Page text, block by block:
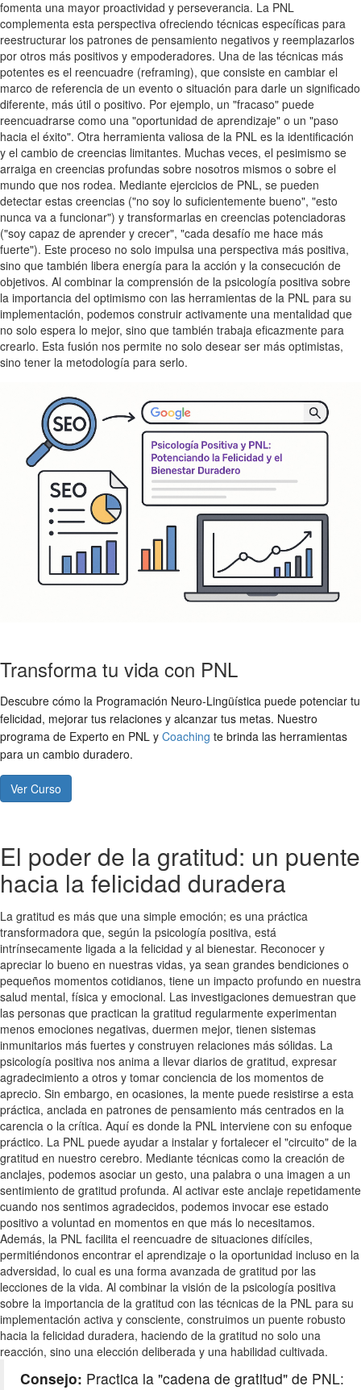
fomenta una mayor proactividad y perseverancia. La PNL
complementa esta perspectiva ofreciendo técnicas específicas para
reestructurar los patrones de pensamiento negativos y reemplazarlos
por otros más positivos y empoderadores. Una de las técnicas más
potentes es el reencuadre (reframing), que consiste en cambiar el
marco de referencia de un evento o situación para darle un significado
diferente, más útil o positivo. Por ejemplo, un "fracaso" puede
reencuadrarse como una "oportunidad de aprendizaje" o un "paso
hacia el éxito". Otra herramienta valiosa de la PNL es la identificación
y el cambio de creencias limitantes. Muchas veces, el pesimismo se
arraiga en creencias profundas sobre nosotros mismos o sobre el
mundo que nos rodea. Mediante ejercicios de PNL, se pueden
detectar estas creencias ("no soy lo suficientemente bueno", "esto
nunca va a funcionar") y transformarlas en creencias potenciadoras
("soy capaz de aprender y crecer", "cada desafío me hace más
fuerte"). Este proceso no solo impulsa una perspectiva más positiva,
sino que también libera energía para la acción y la consecución de
objetivos. Al combinar la comprensión de la psicología positiva sobre
la importancia del optimismo con las herramientas de la PNL para su
implementación, podemos construir activamente una mentalidad que
no solo espera lo mejor, sino que también trabaja eficazmente para
crearlo. Esta fusión nos permite no solo desear ser más optimistas,
sino tener la metodología para serlo.
Transforma tu vida con PNL
Descubre cómo la Programación Neuro-Lingüística puede potenciar tu
felicidad, mejorar tus relaciones y alcanzar tus metas. Nuestro
programa de Experto en PNL y Coaching te brinda las herramientas
para un cambio duradero.
Ver Curso
El poder de la gratitud: un puente
hacia la felicidad duradera
La gratitud es más que una simple emoción; es una práctica
transformadora que, según la psicología positiva, está
intrínsecamente ligada a la felicidad y al bienestar. Reconocer y
apreciar lo bueno en nuestras vidas, ya sean grandes bendiciones o
pequeños momentos cotidianos, tiene un impacto profundo en nuestra
salud mental, física y emocional. Las investigaciones demuestran que
las personas que practican la gratitud regularmente experimentan
menos emociones negativas, duermen mejor, tienen sistemas
inmunitarios más fuertes y construyen relaciones más sólidas. La
psicología positiva nos anima a llevar diarios de gratitud, expresar
agradecimiento a otros y tomar conciencia de los momentos de
aprecio. Sin embargo, en ocasiones, la mente puede resistirse a esta
práctica, anclada en patrones de pensamiento más centrados en la
carencia o la crítica. Aquí es donde la PNL interviene con su enfoque
práctico. La PNL puede ayudar a instalar y fortalecer el "circuito" de la
gratitud en nuestro cerebro. Mediante técnicas como la creación de
anclajes, podemos asociar un gesto, una palabra o una imagen a un
sentimiento de gratitud profunda. Al activar este anclaje repetidamente
cuando nos sentimos agradecidos, podemos invocar ese estado
positivo a voluntad en momentos en que más lo necesitamos.
Además, la PNL facilita el reencuadre de situaciones difíciles,
permitiéndonos encontrar el aprendizaje o la oportunidad incluso en la
adversidad, lo cual es una forma avanzada de gratitud por las
lecciones de la vida. Al combinar la visión de la psicología positiva
sobre la importancia de la gratitud con las técnicas de la PNL para su
implementación activa y consciente, construimos un puente robusto
hacia la felicidad duradera, haciendo de la gratitud no solo una
reacción, sino una elección deliberada y una habilidad cultivada.
Consejo: Practica la "cadena de gratitud" de PNL: